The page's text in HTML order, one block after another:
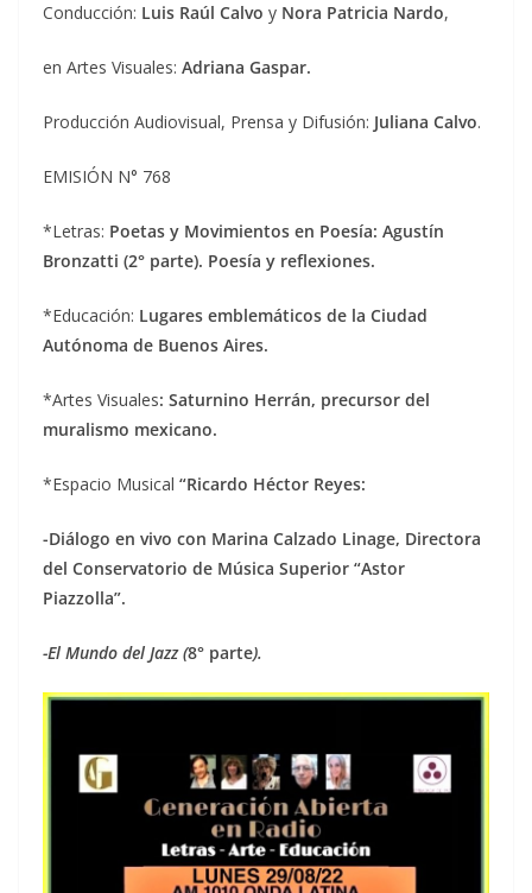
Conducción: Luis Raúl Calvo y Nora Patricia Nardo,
en Artes Visuales: Adriana Gaspar.
Producción Audiovisual, Prensa y Difusión: Juliana Calvo.
EMISIÓN N° 768
*Letras: Poetas y Movimientos en Poesía: Agustín
Bronzatti (2° parte). Poesía y reflexiones.
*Educación: Lugares emblemáticos de la Ciudad
Autónoma de Buenos Aires.
*Artes Visuales: Saturnino Herrán, precursor del
muralismo mexicano.
*Espacio Musical “Ricardo Héctor Reyes:
-Diálogo en vivo con Marina Calzado Linage, Directora
del Conservatorio de Música Superior “Astor
Piazzolla”.
-El Mundo del Jazz (8° parte).